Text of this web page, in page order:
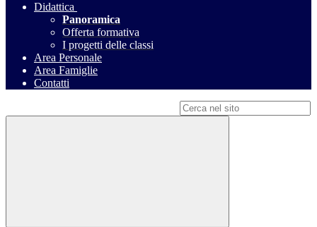
Didattica
Panoramica
Offerta formativa
I progetti delle classi
Area Personale
Area Famiglie
Contatti